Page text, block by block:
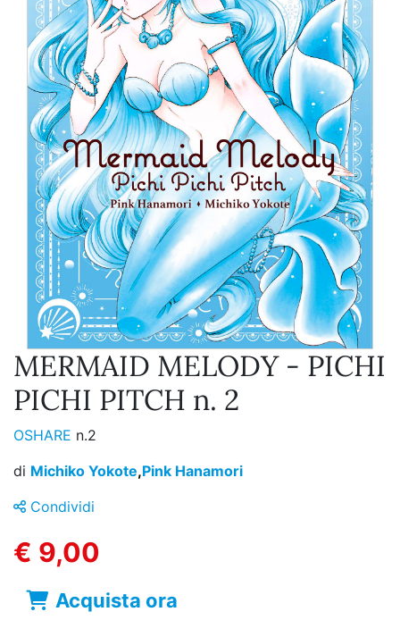
MERMAID MELODY - PICHI
PICHI PITCH n. 2
OSHARE n.2
di Michiko Yokote,Pink Hanamori
Condividi
€ 9,00
Acquista ora